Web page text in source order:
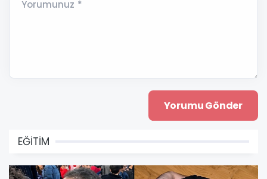
Yorumunuz *
EĞİTİM